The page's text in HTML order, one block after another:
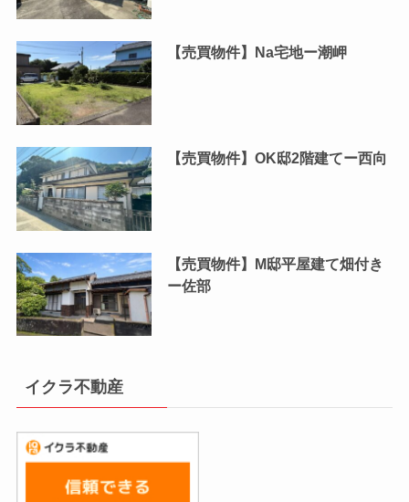
【売買物件】Na宅地ー潮岬
【売買物件】OK邸2階建てー西向
【売買物件】M邸平屋建て畑付き
ー佐部
イクラ不動産